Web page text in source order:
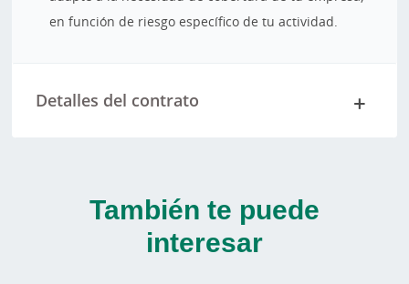
en función de riesgo específico de tu actividad.
Detalles del contrato
También te puede
interesar